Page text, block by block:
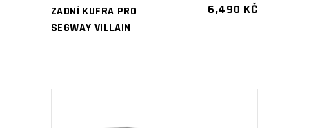
ZADNÍ KUFRA PRO
SEGWAY VILLAIN
6,490 KČ